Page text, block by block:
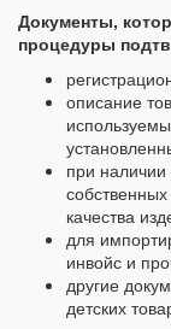
Документы,
процедуры
описание
при
качества
для
инвойс и
другие
детских